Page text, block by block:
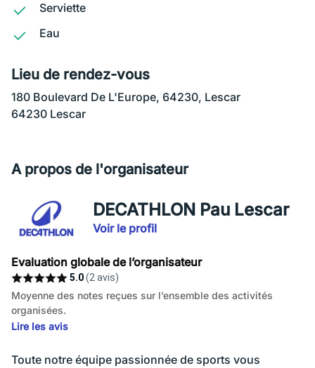
Serviette
Eau
Lieu de rendez-vous
180 Boulevard De L'Europe, 64230, Lescar
64230 Lescar
A propos de l'organisateur
DECATHLON Pau Lescar
Voir le profil
Evaluation globale de l’organisateur
5.0(2 avis)
Moyenne des notes reçues sur l’ensemble des activités
organisées.
Lire les avis
Toute notre équipe passionnée de sports vous